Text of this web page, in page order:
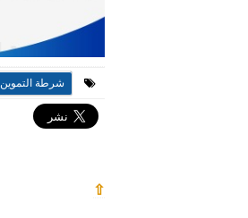
شرطة التموين
⇧